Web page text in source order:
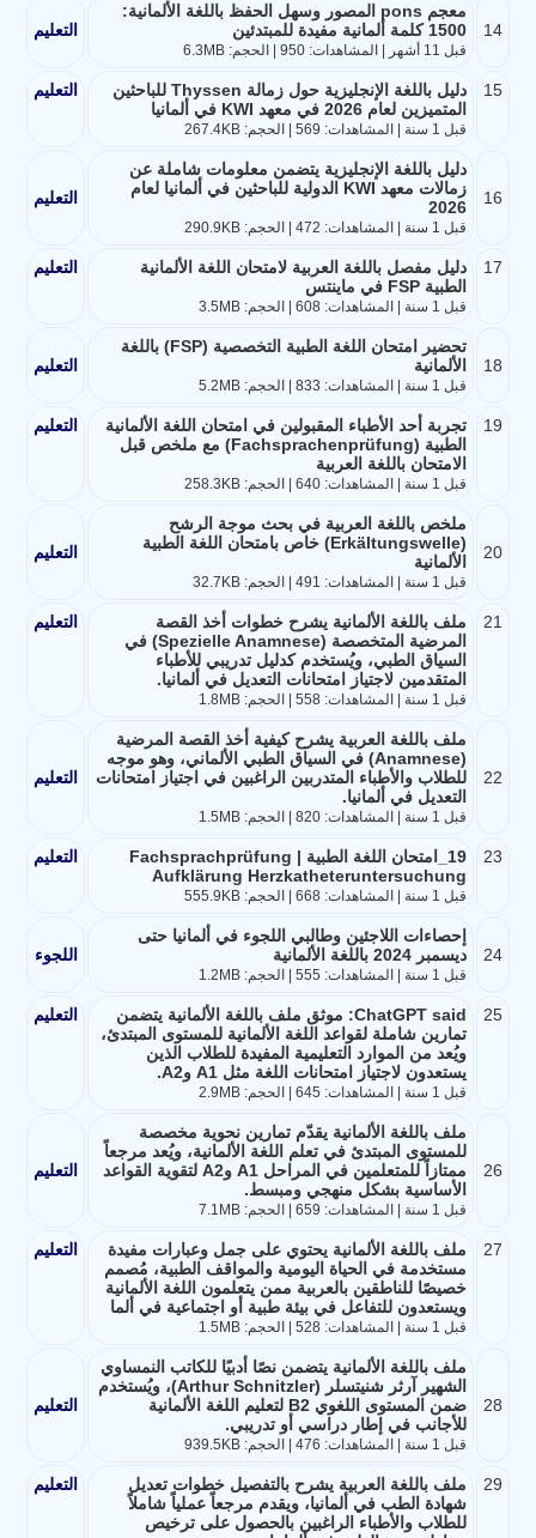
14
معجم pons المصور وسهل الحفظ باللغة الألمانية:
1500 كلمة ألمانية مفيدة للمبتدئين
قبل 11 أشهر | المشاهدات: 950 | الحجم: 6.3MB
التعليم
15
دليل باللغة الإنجليزية حول زمالة Thyssen للباحثين
المتميزين لعام 2026 في معهد KWI في ألمانيا
قبل 1 سنة | المشاهدات: 569 | الحجم: 267.4KB
التعليم
16
دليل باللغة الإنجليزية يتضمن معلومات شاملة عن
زمالات معهد KWI الدولية للباحثين في ألمانيا لعام
2026
قبل 1 سنة | المشاهدات: 472 | الحجم: 290.9KB
التعليم
17
دليل مفصل باللغة العربية لامتحان اللغة الألمانية
الطبية FSP في ماينتس
قبل 1 سنة | المشاهدات: 608 | الحجم: 3.5MB
التعليم
18
تحضير امتحان اللغة الطبية التخصصية (FSP) باللغة
الألمانية
قبل 1 سنة | المشاهدات: 833 | الحجم: 5.2MB
التعليم
19
تجربة أحد الأطباء المقبولين في امتحان اللغة الألمانية
الطبية (Fachsprachenprüfung) مع ملخص قبل
الامتحان باللغة العربية
قبل 1 سنة | المشاهدات: 640 | الحجم: 258.3KB
التعليم
20
ملخص باللغة العربية في بحث موجة الرشح
(Erkältungswelle) خاص بامتحان اللغة الطبية
الألمانية
قبل 1 سنة | المشاهدات: 491 | الحجم: 32.7KB
التعليم
21
ملف باللغة الألمانية يشرح خطوات أخذ القصة
المرضية المتخصصة (Spezielle Anamnese) في
السياق الطبي، ويُستخدم كدليل تدريبي للأطباء
المتقدمين لاجتياز امتحانات التعديل في ألمانيا.
قبل 1 سنة | المشاهدات: 558 | الحجم: 1.8MB
التعليم
22
ملف باللغة العربية يشرح كيفية أخذ القصة المرضية
(Anamnese) في السياق الطبي الألماني، وهو موجه
للطلاب والأطباء المتدربين الراغبين في اجتياز امتحانات
التعديل في ألمانيا.
قبل 1 سنة | المشاهدات: 820 | الحجم: 1.5MB
التعليم
23
19_امتحان اللغة الطبية Fachsprachprüfung |
Aufklärung Herzkatheteruntersuchung
قبل 1 سنة | المشاهدات: 668 | الحجم: 555.9KB
التعليم
24
إحصاءات اللاجئين وطالبي اللجوء في ألمانيا حتى
ديسمبر 2024 باللغة الألمانية
قبل 1 سنة | المشاهدات: 555 | الحجم: 1.2MB
اللجوء
25
ChatGPT said: موثق ملف باللغة الألمانية يتضمن
تمارين شاملة لقواعد اللغة الألمانية للمستوى المبتدئ،
ويُعد من الموارد التعليمية المفيدة للطلاب الذين
يستعدون لاجتياز امتحانات اللغة مثل A1 وA2.
قبل 1 سنة | المشاهدات: 645 | الحجم: 2.9MB
التعليم
26
ملف باللغة الألمانية يقدّم تمارين نحوية مخصصة
للمستوى المبتدئ في تعلم اللغة الألمانية، ويُعد مرجعاً
ممتازاً للمتعلمين في المراحل A1 وA2 لتقوية القواعد
الأساسية بشكل منهجي ومبسط.
قبل 1 سنة | المشاهدات: 659 | الحجم: 7.1MB
التعليم
27
ملف باللغة الألمانية يحتوي على جمل وعبارات مفيدة
مستخدمة في الحياة اليومية والمواقف الطبية، مُصمم
خصيصًا للناطقين بالعربية ممن يتعلمون اللغة الألمانية
ويستعدون للتفاعل في بيئة طبية أو اجتماعية في ألما
قبل 1 سنة | المشاهدات: 528 | الحجم: 1.5MB
التعليم
28
ملف باللغة الألمانية يتضمن نصًا أدبيًا للكاتب النمساوي
الشهير آرثر شنيتسلر (Arthur Schnitzler)، ويُستخدم
ضمن المستوى اللغوي B2 لتعليم اللغة الألمانية
للأجانب في إطار دراسي أو تدريبي.
قبل 1 سنة | المشاهدات: 476 | الحجم: 939.5KB
التعليم
29
ملف باللغة العربية يشرح بالتفصيل خطوات تعديل
شهادة الطب في ألمانيا، ويقدم مرجعاً عملياً شاملاً
للطلاب والأطباء الراغبين بالحصول على ترخيص
التعليم